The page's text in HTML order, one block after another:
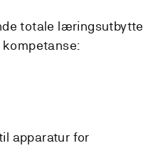
totale læringsutbytte
apparatur for